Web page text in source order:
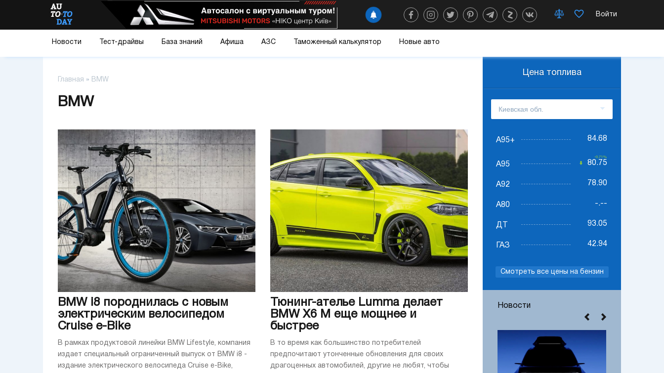
Войти
Новости Тест-драйвы База знаний Афиша АЗС Таможенный калькулятор Новые авто
Главная » BMW
BMW
BMW i8 породнилась с новым
электрическим велосипедом
Cruise e-Bike
В рамках продуктовой линейки BMW Lifestyle, компания
издает специальный ограниченный выпуск от BMW i8 -
издание электрического велосипеда Cruise e-Bike,
Тюнинг-ателье Lumma делает
BMW X6 M еще мощнее и
быстрее
В то время как большинство потребителей
предпочитают утонченные обновления для своих
драгоценных автомобилей, другие не любят, чтобы
Цена топлива
А95+ 84.68
А95
-0.71%
80.75
А92 78.90
А80 -.--
ДТ 93.05
ГАЗ 42.94
Смотреть все цены на бензин
Новости